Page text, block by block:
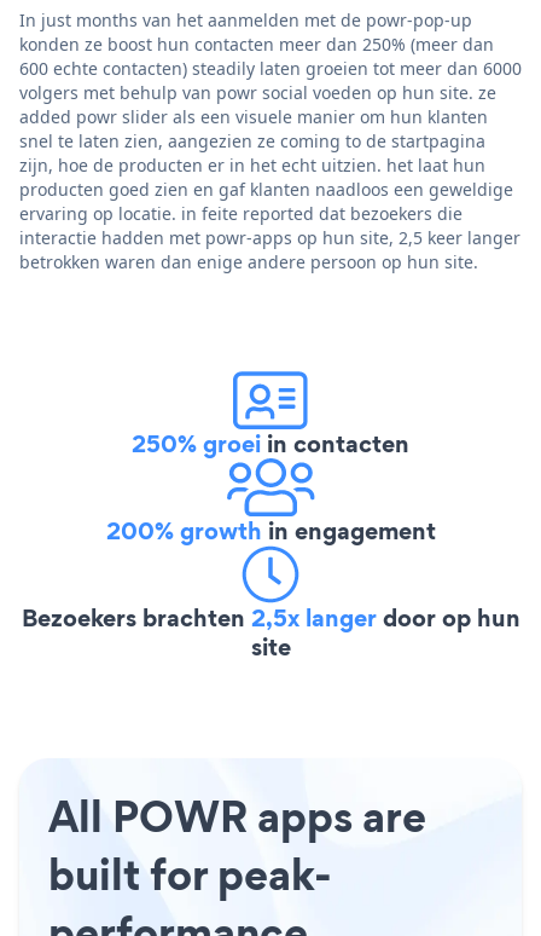
In just months van het aanmelden met de powr-pop-up
konden ze boost hun contacten meer dan 250% (meer dan
600 echte contacten) steadily laten groeien tot meer dan 6000
volgers met behulp van powr social voeden op hun site. ze
added powr slider als een visuele manier om hun klanten
snel te laten zien, aangezien ze coming to de startpagina
zijn, hoe de producten er in het echt uitzien. het laat hun
producten goed zien en gaf klanten naadloos een geweldige
ervaring op locatie. in feite reported dat bezoekers die
interactie hadden met powr-apps op hun site, 2,5 keer langer
betrokken waren dan enige andere persoon op hun site.
250% groei in contacten
200% growth in engagement
Bezoekers brachten 2,5x langerdoor op hun
site
All POWR apps are
built for peak-